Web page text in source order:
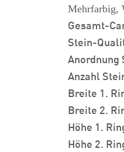
Mehrfarbig,
Gesamt-
Stein-
Anordnung
Anzahl
Breite 1.
Breite 2.
Höhe 1.
Höhe 2.